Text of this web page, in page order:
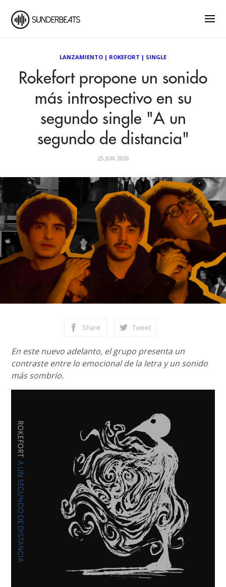
LANZAMIENTO | ROKEFORT | SINGLE
Rokefort propone un sonido
más introspectivo en su
segundo single "A un
segundo de distancia"
25 JUN 2026
Share Tweet
En este nuevo adelanto, el grupo presenta un
contraste entre lo emocional de la letra y un sonido
más sombrío.